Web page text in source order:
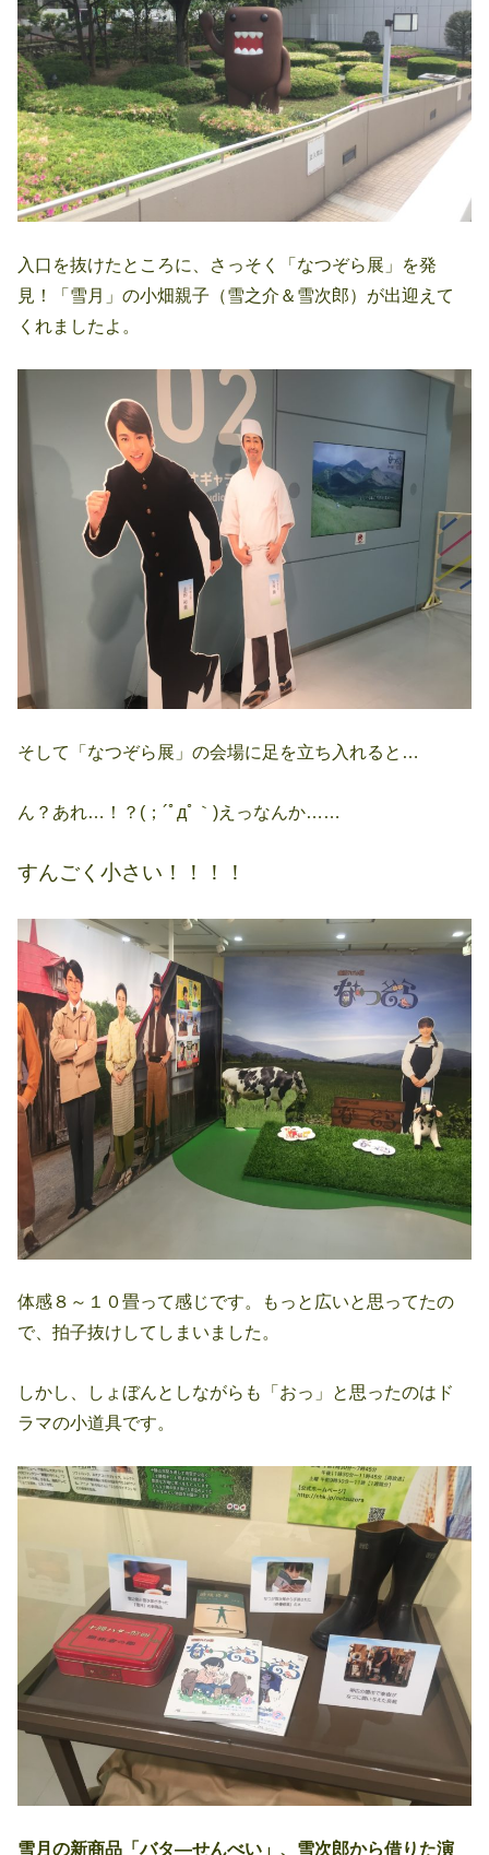
入口を抜けたところに、さっそく「なつぞら展」を発
見！「雪月」の小畑親子（雪之介＆雪次郎）が出迎えて
くれましたよ。
そして「なつぞら展」の会場に足を立ち入れると…
ん？あれ…！？(；´ﾟдﾟ｀)えっなんか……
すんごく小さい！！！！
体感８～１０畳って感じです。もっと広いと思ってたの
で、拍子抜けしてしまいました。
しかし、しょぼんとしながらも「おっ」と思ったのはド
ラマの小道具です。
雪月の新商品「バタ―せんべい」、雪次郎から借りた演